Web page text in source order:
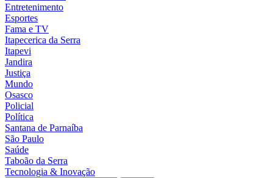
Entretenimento
Esportes
Fama e TV
Itapecerica da Serra
Itapevi
Jandira
Justiça
Mundo
Osasco
Policial
Política
Santana de Parnaíba
São Paulo
Saúde
Taboão da Serra
Tecnologia & Inovação